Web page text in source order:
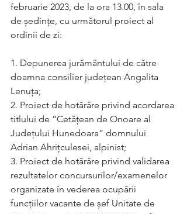
februarie 2023, de la ora 13.00, în sala
de ședințe, cu următorul proiect al
ordinii de zi:
1. Depunerea jurământului de către
doamna consilier județean Angalita
Lenuța;
2. Proiect de hotărâre privind acordarea
titlului de ”Cetățean de Onoare al
Județului Hunedoara” domnului
Adrian Ahrițculesei, alpinist;
3. Proiect de hotărâre privind validarea
rezultatelor concursurilor/examenelor
organizate în vederea ocupării
funcțiilor vacante de șef Unitate de